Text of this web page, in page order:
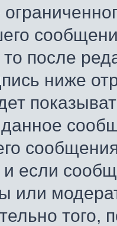
то после
ниже
и если
или